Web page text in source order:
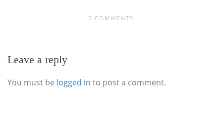
5 COMMENTS
Leave a reply
You must be logged in to post a comment.